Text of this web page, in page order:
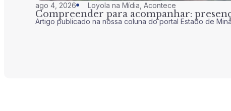
ago 4, 2026 Loyola na Mídia Acontece
Compreender para acompanhar:
Artigo publicado na nossa coluna do portal Estado de